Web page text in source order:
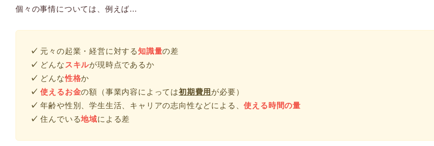
個々の事情については、例えば…
✓ 元々の起業・経営に対する知識量の差
✓ どんな スキルが現時点であるか
✓ どんな性格か
✓ 使えるお金の額（事業内容によっては初期費用 が必要）
✓ 年齢や性別、学生生活、キャリアの志向性などによる、使える時間の量
✓ 住んでいる地域による差